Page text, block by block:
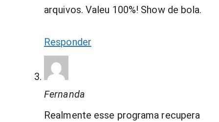
arquivos. Valeu 100%! Show de bola.
Responder
Fernanda
Realmente esse programa recupera